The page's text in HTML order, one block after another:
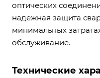
оптических
надежная защита
минимальных
обслуживание.
Технические